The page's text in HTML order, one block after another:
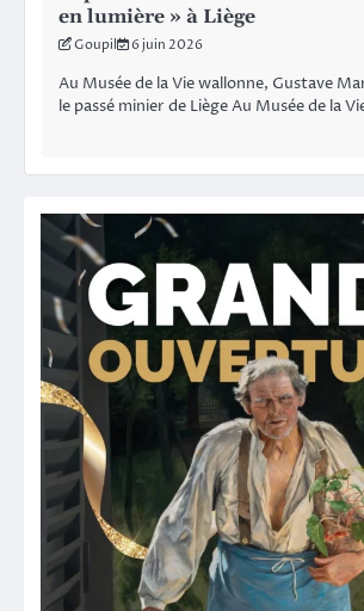
en lumière » à Liège
Goupil 6 juin 2026
Au Musée de la Vie wallonne, Gustave
le passé minier de Liège Au Musée de la